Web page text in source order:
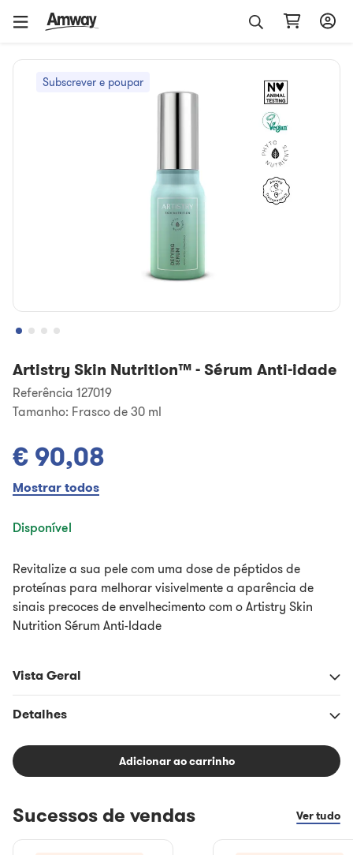
Subscrever e poupar
Artistry Skin Nutrition™-Sérum Anti-idade
Referência 127019
Tamanho: Frasco de 30 ml
€ 90,08
Mostrar todos
Disponível
Revitalize a sua pele com uma dose de péptidos de
proteínas para melhorar visivelmente a aparência de
sinais precoces de envelhecimento com o Artistry Skin
Nutrition Sérum Anti-Idade
Vista Geral
Detalhes
Adicionar ao carrinho
Sucessos de vendas Ver tudo